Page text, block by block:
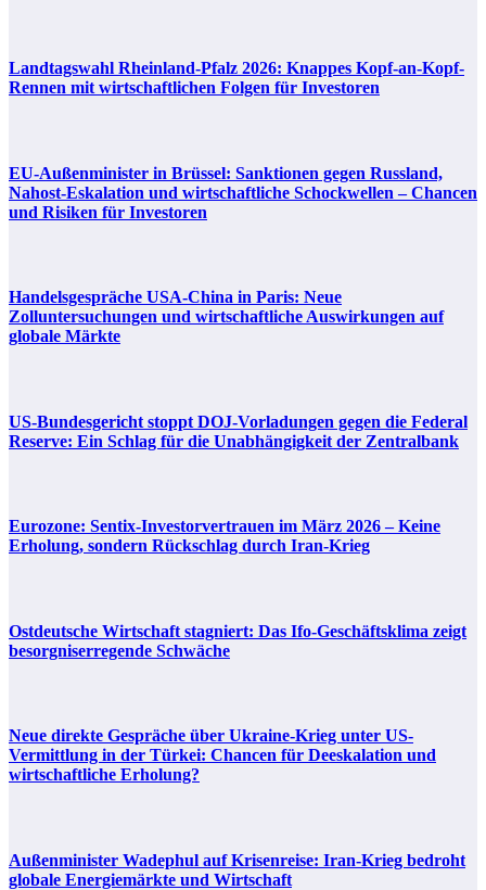
Landtagswahl Rheinland-Pfalz 2026: Knappes Kopf-an-Kopf-
Rennen mit wirtschaftlichen Folgen für Investoren
EU-Außenminister in Brüssel: Sanktionen gegen Russland,
Nahost-Eskalation und wirtschaftliche Schockwellen – Chancen
und Risiken für Investoren
Handelsgespräche USA-China in Paris: Neue
Zolluntersuchungen und wirtschaftliche Auswirkungen auf
globale Märkte
US-Bundesgericht stoppt DOJ-Vorladungen gegen die Federal
Reserve: Ein Schlag für die Unabhängigkeit der Zentralbank
Eurozone: Sentix-Investorvertrauen im März 2026 – Keine
Erholung, sondern Rückschlag durch Iran-Krieg
Ostdeutsche Wirtschaft stagniert: Das Ifo-Geschäftsklima zeigt
besorgniserregende Schwäche
Neue direkte Gespräche über Ukraine-Krieg unter US-
Vermittlung in der Türkei: Chancen für Deeskalation und
wirtschaftliche Erholung?
Außenminister Wadephul auf Krisenreise: Iran-Krieg bedroht
globale Energiemärkte und Wirtschaft